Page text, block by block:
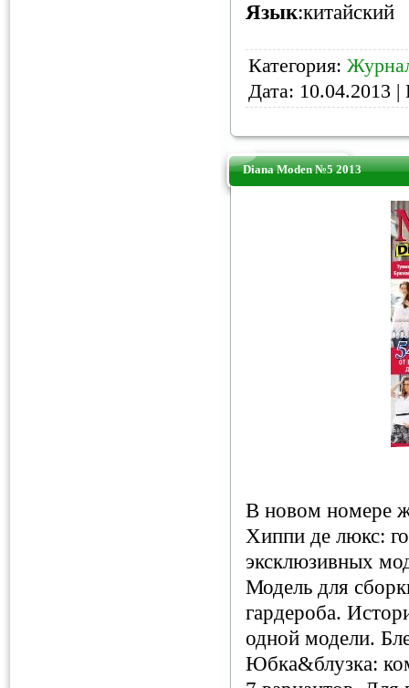
Язык:китайский
Категория:
Дата: 10.04.2013 |
Diana Moden №5 2013
В новом номере
Хиппи де люкс:
эксклюзивных
Модель для
гардероба.
одной модели.
Юбка&блузка: